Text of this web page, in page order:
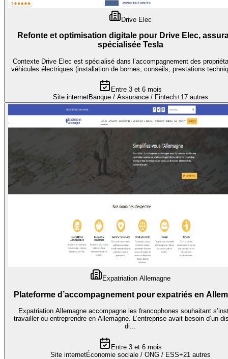
Drive Elec
Refonte et optimisation digitale pour Drive Elec,
spécialisée Tesla
Contexte Drive Elec est spécialisé dans l’accompagnement des
véhicules électriques (installation de bornes, conseils, prestations
Entre 3 et 6 mois
Site internetBanque / Assurance / Fintech+17 autres
Expatriation Allemagne
Plateforme d’accompagnement pour expatriés en
Expatriation Allemagne accompagne les francophones souhaitant
travailler ou entreprendre en Allemagne. L’entreprise avait besoin d’un
di...
Entre 3 et 6 mois
Site internetÉconomie sociale / ONG / ESS+21 autres